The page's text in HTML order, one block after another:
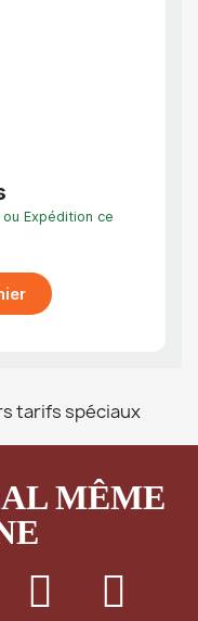
Expédition ce
tarifs spéciaux
MÊME